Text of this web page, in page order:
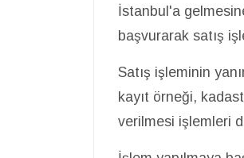
İstanbul'a
başvurarak satış
Satış işleminin
kayıt örneği,
verilmesi işlemleri